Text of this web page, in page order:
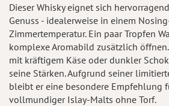
Dieser Whisky eignet sich
Genuss - idealerweise in einem
Zimmertemperatur. Ein paar Tropfen
komplexe Aromabild zusätzlich
mit kräftigem Käse oder dunkler
seine Stärken. Aufgrund seiner
bleibt er eine besondere Empfehlung
vollmundiger Islay-Malts ohne Torf.